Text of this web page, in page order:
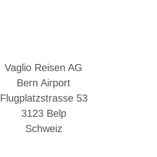
Vaglio Reisen AG
Bern Airport
Flugplatzstrasse 53
3123 Belp
Schweiz